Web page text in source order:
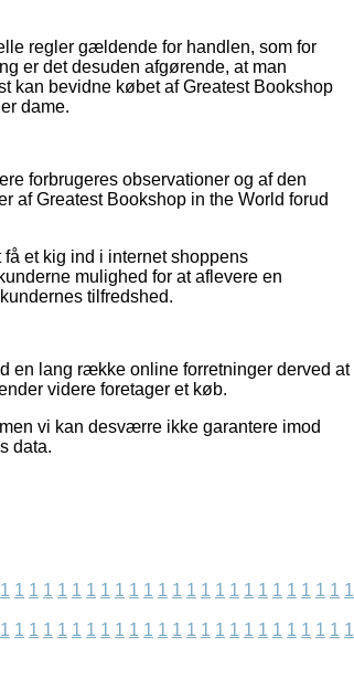
regler gældende for handlen, som for
er det desuden afgørende, at man
kan bevidne købet af Greatest Bookshop
dame.
forbrugeres observationer og af den
af Greatest Bookshop in the World forud
et kig ind i internet shoppens
mulighed for at aflevere en
tilfredshed.
en lang række online forretninger derved at
videre foretager et køb.
vi kan desværre ikke garantere imod
data.
1 1 1 1 1 1 1 1 1 1 1 1 1 1 1 1 1 1 1 1 1 1 1 1 1
1 1 1 1 1 1 1 1 1 1 1 1 1 1 1 1 1 1 1 1 1 1 1 1 1